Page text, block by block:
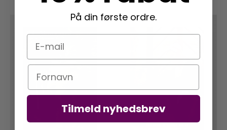
På din første ordre.
E-mail
Navn
Tilmeld nyhedsbrev